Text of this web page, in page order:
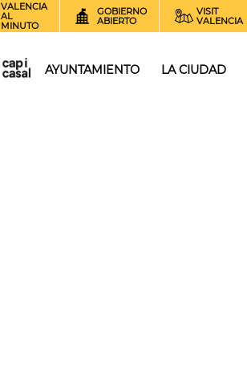
VALENCIA
AL
MINUTO
GOBIERNO
ABIERTO
VISIT
VALENCIA
AYUNTAMIENTO LA CIUDAD